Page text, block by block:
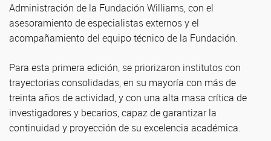
Administración de la Fundación Williams, con el
asesoramiento de especialistas externos y el
acompañamiento del equipo técnico de la Fundación.
Para esta primera edición, se priorizaron institutos con
trayectorias consolidadas, en su mayoría con más de
treinta años de actividad, y con una alta masa crítica de
investigadores y becarios, capaz de garantizar la
continuidad y proyección de su excelencia académica.